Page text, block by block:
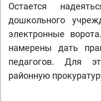
Остается
дошкольного
электронные
намерены дать
педагогов. Для
районную